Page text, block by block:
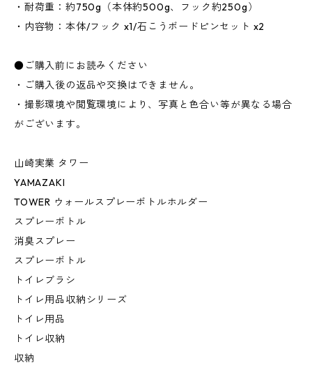
・耐荷重：約750g（本体約500g、フック約250g）
・内容物：本体/フック x1/石こうボードピンセット x2
●ご購入前にお読みください
・ご購入後の返品や交換はできません。
・撮影環境や閲覧環境により、写真と色合い等が異なる場合
がございます。
山崎実業 タワー
YAMAZAKI
TOWER ウォールスプレーボトルホルダー
スプレーボトル
消臭スプレー
スプレーボトル
トイレブラシ
トイレ用品収納シリーズ
トイレ用品
トイレ収納
収納